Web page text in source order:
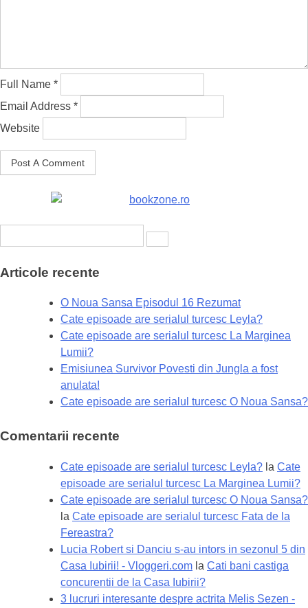
Full Name *
Email Address *
Website
for:
Articole recente
O Noua Sansa Episodul 16 Rezumat
Cate episoade are serialul turcesc Leyla?
Cate episoade are serialul turcesc La Marginea
Lumii?
Emisiunea Survivor Povesti din Jungla a fost
anulata!
Cate episoade are serialul turcesc O Noua Sansa?
Comentarii recente
Cate episoade are serialul turcesc Leyla? la Cate
episoade are serialul turcesc La Marginea Lumii?
Cate episoade are serialul turcesc O Noua Sansa?
la Cate episoade are serialul turcesc Fata de la
Fereastra?
Lucia Robert si Danciu s-au intors in sezonul 5 din
Casa Iubirii! - Vloggeri.com la Cati bani castiga
concurentii de la Casa Iubirii?
3 lucruri interesante despre actrita Melis Sezen -